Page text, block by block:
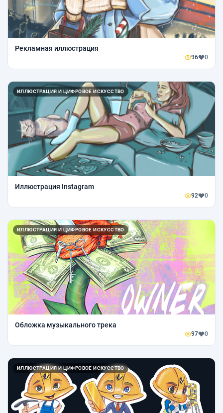
Рекламная иллюстрация
96 0
ИЛЛЮСТРАЦИЯ И ЦИФРОВОЕ ИСКУССТВО
Иллюстрация Instagram
92 0
ИЛЛЮСТРАЦИЯ И ЦИФРОВОЕ ИСКУССТВО
Обложка музыкального трека
97 0
ИЛЛЮСТРАЦИЯ И ЦИФРОВОЕ ИСКУССТВО